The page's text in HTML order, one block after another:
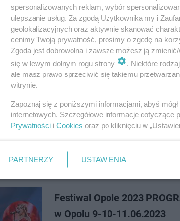
koncercie na jednej scenie
Justyna Steczkowska, Ry…
Programy na żywo charakteryzują się
gafę, która może nawet przekreślić
świadkami przejęzyczeń potk…
Festiwal Opole 2023
w Opolu 9-10-11.06.2023
spersonalizowanych reklam, wybór
ulepszanie usług. Za zgodą Użytkownika my i
geolokalizacyjnych oraz aktywnie skanować
cenimy Twoją prywatność, prosimy o zgodę na
Zgoda jest dobrowolna i zawsze możesz ją
się w lewym dolnym rogu strony
. Niektóre
ale masz prawo sprzeciwić się takiemu
witrynie.
Zapoznaj się z poniższymi informacjami, abyś
internetowych. Szczegółowe informacje dotyczące
Prywatności i Cookies oraz po kliknięciu w
PARTNERZY USTAWIENIA